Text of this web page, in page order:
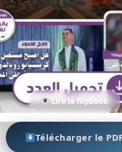
Lire le flipbook
Télécharger le